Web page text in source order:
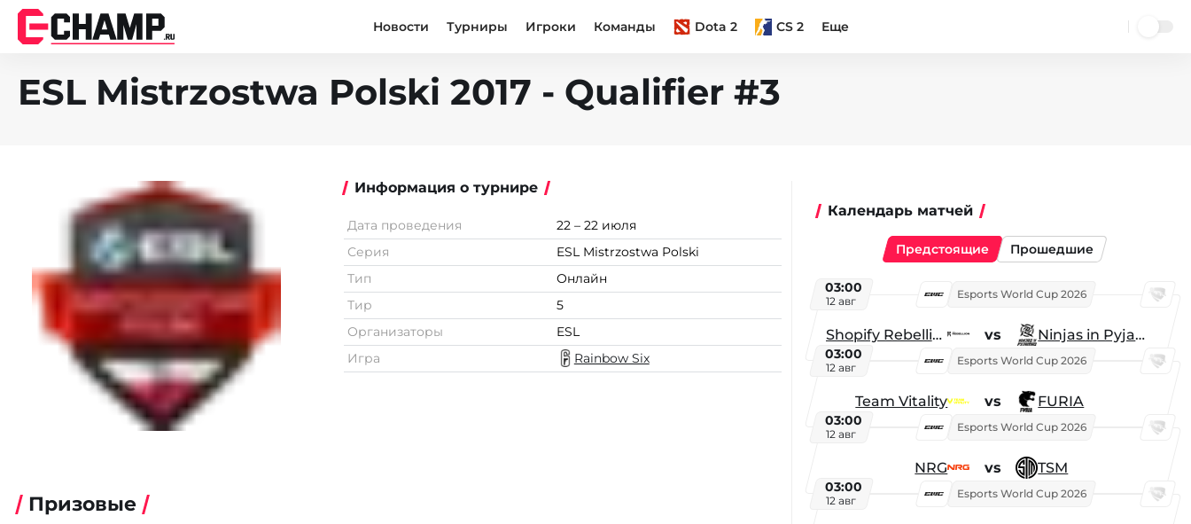
Новости Турниры Игроки Команды Dota 2 CS 2 Еще
ESL Mistrzostwa Polski 2017 - Qualifier #3
Информация о турнире
Дата проведения
22 – 22 июля
Серия
ESL Mistrzostwa Polski
Тип
Онлайн
Тир
5
Организаторы
ESL
Игра
Rainbow Six
Призовые
Календарь матчей
Предстоящие Прошедшие
03:00
12 авг
Esports World Cup 2026
Shopify Rebellion vs Ninjas in Pyjamas
03:00
12 авг
Esports World Cup 2026
Team Vitality vs FURIA
03:00
12 авг
Esports World Cup 2026
NRG vs TSM
03:00
12 авг
Esports World Cup 2026